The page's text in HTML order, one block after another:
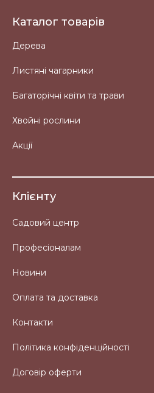
Каталог товарів
Дерева
Листяні чагарники
Багаторічні квіти та трави
Хвойні рослини
Акції
Клієнту
Садовий центр
Професіоналам
Новини
Оплата та доставка
Контакти
Політика конфіденційності
Договір оферти